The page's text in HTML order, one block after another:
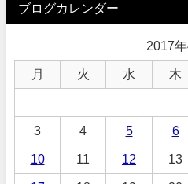
ブログカレンダー
2017年
月 火 水 木
3 4 5 6
10 11 12 13